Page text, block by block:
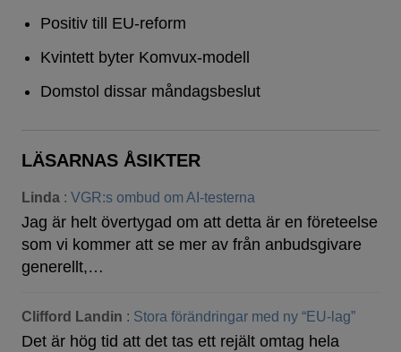
Positiv till EU-reform
Kvintett byter Komvux-modell
Domstol dissar måndagsbeslut
LÄSARNAS ÅSIKTER
Linda : VGR:s ombud om AI-testerna
Jag är helt övertygad om att detta är en företeelse
som vi kommer att se mer av från anbudsgivare
generellt,…
Clifford Landin : Stora förändringar med ny “EU-lag”
Det är hög tid att det tas ett rejält omtag hela